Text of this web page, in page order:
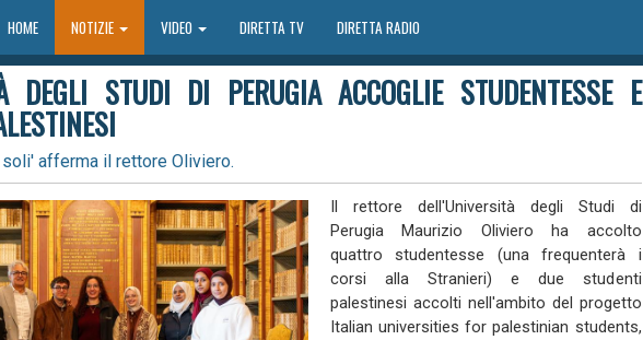
HOMEHOME NOTIZIE VIDEO DIRETTA TV DIRETTA RADIO
DEGLI STUDI DI PERUGIA ACCOGLIE STUDENTESSE E
afferma il rettore Oliviero.
Il rettore dell'Università degli Studi di
Perugia Maurizio Oliviero ha accolto
quattro studentesse (una frequenterà i
corsi alla Stranieri) e due studenti
palestinesi accolti nell'ambito del progetto
Italian universities for palestinian students,